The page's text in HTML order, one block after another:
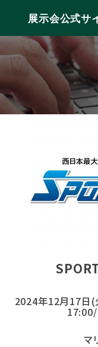
展示会公式サ
2024年12月17日
マ